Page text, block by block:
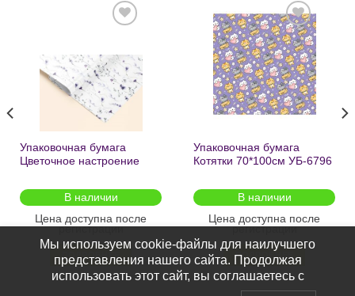
желаний
Упаковочная бумага
Цветочное настроение
2шт/
В наличии
Цена доступна после
регистрации
Добавить
в список
желаний
Упаковочная бумага
Котятки 70*100см УБ-6796
В наличии
Цена доступна после
регистрации
ПОДРОБНЕЕ
Мы используем cookie-файлы для наилучшего
представления нашего сайта. Продолжая
использовать этот сайт, вы соглашаетесь с